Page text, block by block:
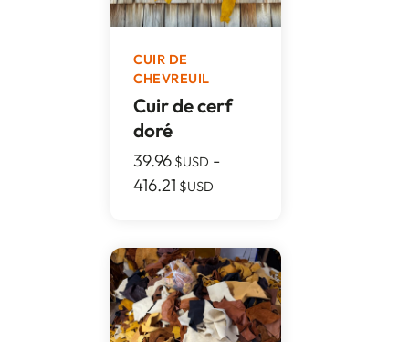
CUIR DE
CHEVREUIL
Cuir de cerf
doré
39.96 $USD -
416.21 $USD